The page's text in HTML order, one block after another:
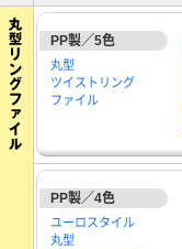
PP製／5色
丸型
ツイストリング
ファイル
PP製／4色
ユーロスタイル
丸型